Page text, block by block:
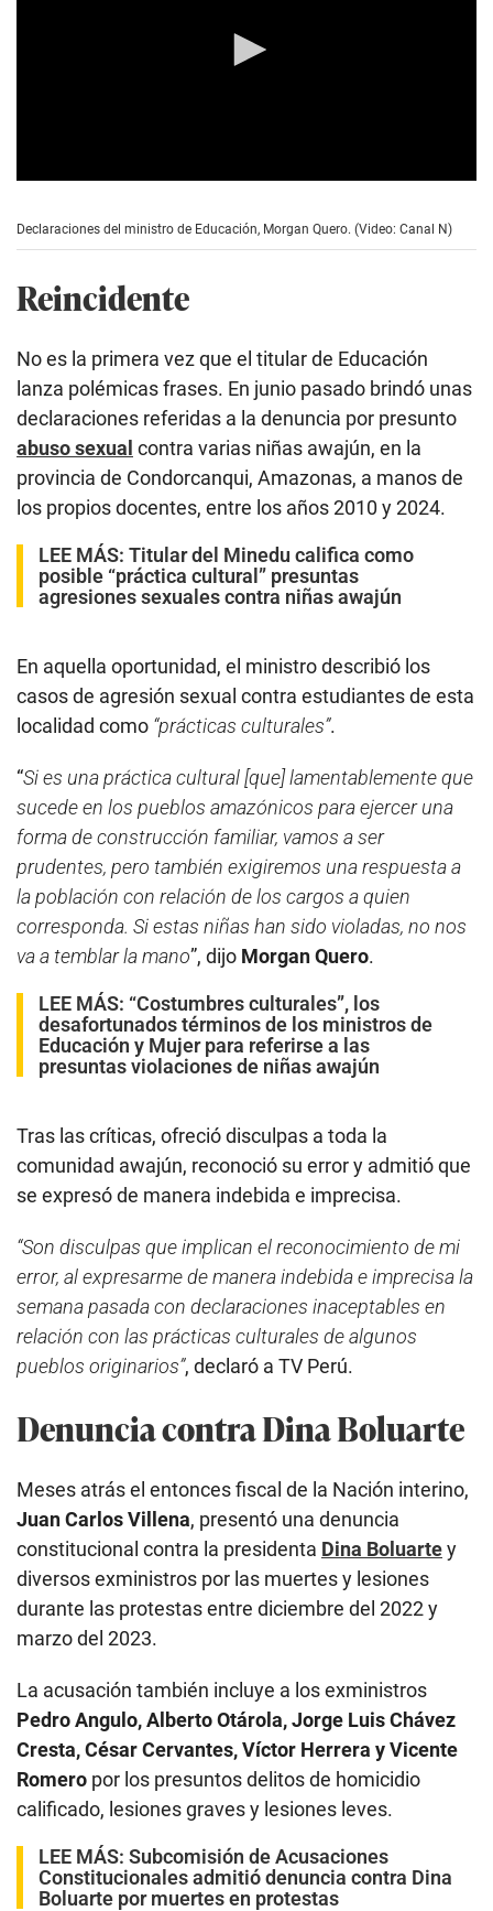
e
d
s
1
2
m
i
u
t
e
s
1
c
d
Declaraciones del ministro de Educación, Morgan Quero. (Video: Canal N)
Reincidente
No es la primera vez que el titular de Educación
lanza polémicas frases. En junio pasado brindó unas
declaraciones referidas a la denuncia por presunto
abuso sexual contra varias niñas awajún, en la
provincia de Condorcanqui, Amazonas, a manos de
los propios docentes, entre los años 2010 y 2024.
LEE MÁS: Titular del Minedu califica como
posible “práctica cultural” presuntas
agresiones sexuales contra niñas awajún
En aquella oportunidad, el ministro describió los
casos de agresión sexual contra estudiantes de esta
localidad como “prácticas culturales”.
“Si es una práctica cultural [que] lamentablemente que
sucede en los pueblos amazónicos para ejercer una
forma de construcción familiar, vamos a ser
prudentes, pero también exigiremos una respuesta a
la población con relación de los cargos a quien
corresponda. Si estas niñas han sido violadas, no nos
va a temblar la mano”, dijo Morgan Quero.
LEE MÁS: “Costumbres culturales”, los
desafortunados términos de los ministros de
Educación y Mujer para referirse a las
presuntas violaciones de niñas awajún
Tras las críticas, ofreció disculpas a toda la
comunidad awajún, reconoció su error y admitió que
se expresó de manera indebida e imprecisa.
“Son disculpas que implican el reconocimiento de mi
error, al expresarme de manera indebida e imprecisa la
semana pasada con declaraciones inaceptables en
relación con las prácticas culturales de algunos
pueblos originarios”, declaró a TV Perú.
Denuncia contra Dina Boluarte
Meses atrás el entonces fiscal de la Nación interino,
Juan Carlos Villena, presentó una denuncia
constitucional contra la presidenta Dina Boluartey
diversos exministros por las muertes y lesiones
durante las protestas entre diciembre del 2022 y
marzo del 2023.
La acusación también incluye a los exministros
Pedro Angulo, Alberto Otárola, Jorge Luis Chávez
Cresta, César Cervantes, Víctor Herrera y Vicente
Romero por los presuntos delitos de homicidio
calificado, lesiones graves y lesiones leves.
LEE MÁS: Subcomisión de Acusaciones
Constitucionales admitió denuncia contra Dina
Boluarte por muertes en protestas